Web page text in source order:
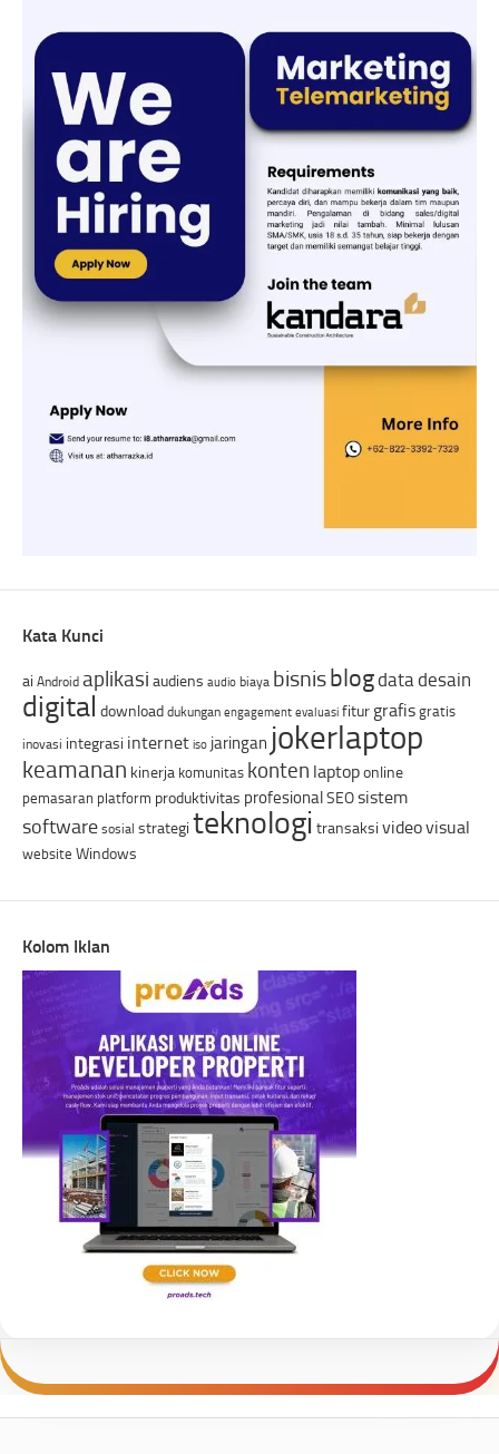
Kata Kunci
ai Android aplikasi audiens audio biaya bisnisblogdatadesain
digital download dukungan engagement evaluasi fitur grafis gratis
inovasi integrasi internet iso jaringan jokerlaptop
keamanan kinerja komunitas konten laptoponline
pemasaran platform produktivitas profesionalSEOsistem
software sosial strategi teknologi transaksi videovisual
website Windows
Kolom Iklan